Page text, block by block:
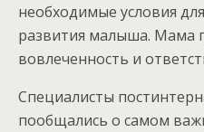
необходимые условия
развития малыша. Мама
вовлеченность и
Специалисты
пообщались о самом